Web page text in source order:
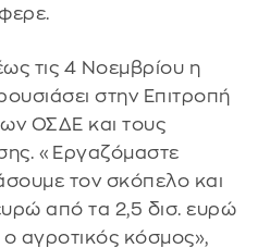
τις 4 Νοεμβρίου η
στην Επιτροπή
ΟΣΔΕ και τους
«Εργαζόμαστε
τον σκόπελο και
από τα 2,5 δισ. ευρώ
αγροτικός κόσμος»,